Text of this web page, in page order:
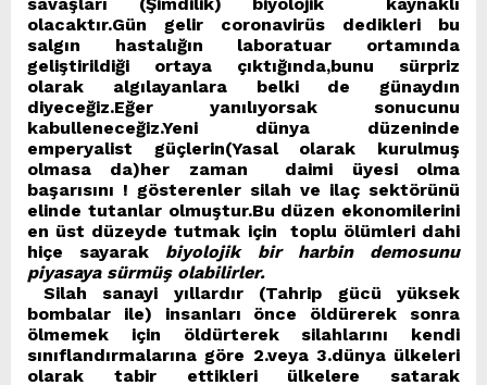
olacaktır.Gün gelir coronavirüs dedikleri bu
salgın hastalığın laboratuar ortamında
geliştirildiği ortaya çıktığında,bunu sürpriz
olarak algılayanlara belki de günaydın
diyeceğiz.Eğer yanılıyorsak sonucunu
kabulleneceğiz.Yeni dünya düzeninde
emperyalist güçlerin(Yasal olarak kurulmuş
olmasa da)her zaman daimi üyesi olma
başarısını ! gösterenler silah ve ilaç sektörünü
elinde tutanlar olmuştur.Bu düzen ekonomilerini
en üst düzeyde tutmak için toplu ölümleri dahi
hiçe sayarak biyolojik bir harbin demosunu
piyasaya sürmüş olabilirler.
Silah sanayi yıllardır (Tahrip gücü yüksek
bombalar ile) insanları önce öldürerek sonra
ölmemek için öldürterek silahlarını kendi
sınıflandırmalarına göre 2.veya 3.dünya ülkeleri
olarak tabir ettikleri ülkelere satarak